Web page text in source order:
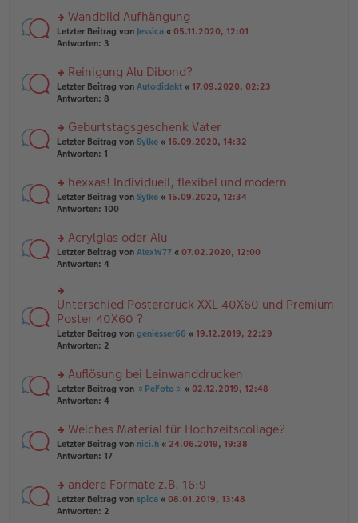
tr
a
g
e
n
er
tr
a
g
n
g
el
e
n
er
tr
a
g
rs
te
n
g
el
e
n
er
tr
a
g
Wandbild Aufhängung
Letzter Beitrag von Jessica « 05.11.2020, 12:01
Antworten: 3
rs
te
n
g
el
e
n
er
tr
a
g
Reinigung Alu Dibond?
Letzter Beitrag von Autodidakt « 17.09.2020, 02:23
Antworten: 8
rs
te
n
g
el
e
n
er
tr
a
g
Geburtstagsgeschenk Vater
Letzter Beitrag von Sylke « 16.09.2020, 14:32
Antworten: 1
rs
te
n
g
el
e
n
er
B
ei
tr
g
hexxas! Individuell, flexibel und modern
Letzter Beitrag von Sylke « 15.09.2020, 12:34
Antworten: 100
rs
te
u
n
g
el
es
e
er
B
ei
tr
g
Acrylglas oder Alu
Letzter Beitrag von AlexW77 « 07.02.2020, 12:00
Antworten: 4
rs
te
r
u
n
el
es
e
B
ei
tr
g
Unterschied Posterdruck XXL 40X60 und Premium
Poster 40X60 ?
Letzter Beitrag von geniesser66 « 19.12.2019, 22:29
Antworten: 2
rs
te
n
g
el
e
n
er
Auflösung bei Leinwanddrucken
Letzter Beitrag von ☼PeFoto☼ « 02.12.2019, 12:48
Antworten: 4
rs
te
n
g
el
Welches Material für Hochzeitscollage?
Letzter Beitrag von nici.h « 24.06.2019, 19:38
Antworten: 17
rs
te
andere Formate z.B. 16:9
Letzter Beitrag von spica « 08.01.2019, 13:48
Antworten: 2